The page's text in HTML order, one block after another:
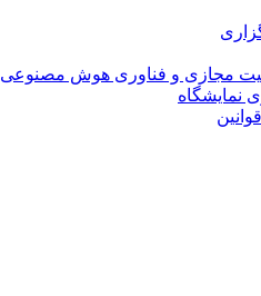
مجازی و فناوری هوش مصنوعی
نمایشگاه